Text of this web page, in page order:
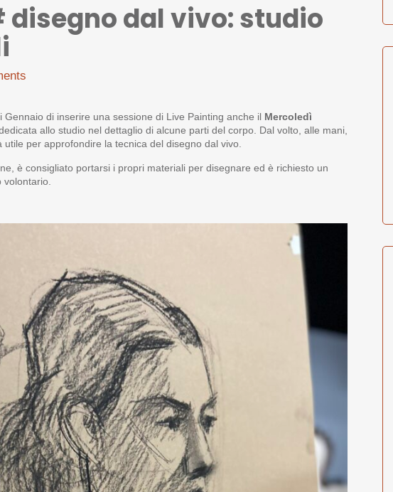
disegno dal vivo: studio
di inserire una sessione di Live Painting anche il Mercoledì
allo studio nel dettaglio di alcune parti del corpo. Dal volto, alle mani,
per approfondire la tecnica del disegno dal vivo.
è consigliato portarsi i propri materiali per disegnare ed è richiesto un
volontario.